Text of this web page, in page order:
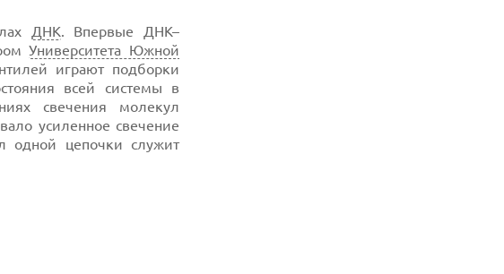
ДНК. Впервые ДНК–
Университета Южной
играют подборки
всей системы в
свечения молекул
усиленное свечение
одной цепочки служит